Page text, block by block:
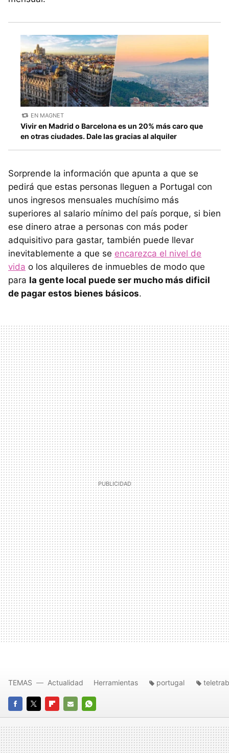
EN MAGNET
Vivir en Madrid o Barcelona es un 20% más caro que
en otras ciudades. Dale las gracias al alquiler
Sorprende la información que apunta a que se
pedirá que estas personas lleguen a Portugal con
unos ingresos mensuales muchísimo más
superiores al salario mínimo del país porque, si bien
ese dinero atrae a personas con más poder
adquisitivo para gastar, también puede llevar
inevitablemente a que se encarezca el nivel de
vida o los alquileres de inmuebles de modo que
para la gente local puede ser mucho más dificil
de pagar estos bienes básicos.
FACEBOOK
TWITTERFLIPBOARD
E-
MAIL
WHATSAPP
TEMAS Actualidad Herramientas portugal